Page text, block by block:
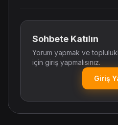
Sohbete Katılın
Yorum yapmak ve
için giriş yapmalısınız.
Giriş